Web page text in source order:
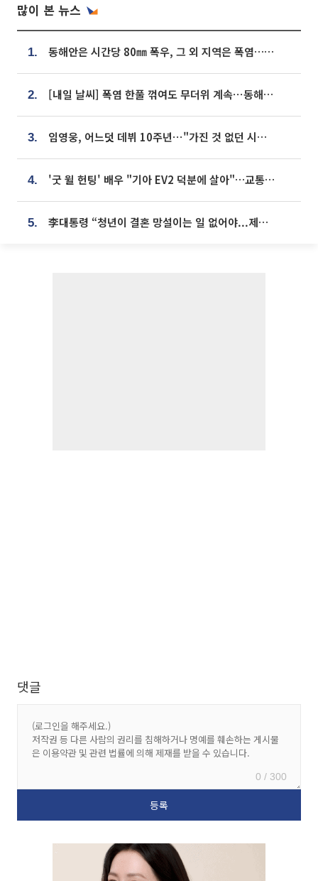
많이 본 뉴스
1. 동해안은 시간당 80㎜ 폭우, 그 외 지역은 폭염…‘극과 극 날씨’
2. [내일 날씨] 폭염 한풀 꺾여도 무더위 계속⋯동해안 이틀 연속 비
3. 임영웅, 어느덧 데뷔 10주년⋯"가진 것 없던 시절, 내 앞엔 20명의 팬뿐"
4. '굿 윌 헌팅' 배우 "기아 EV2 덕분에 살아"…교통사고 후 안전성 극찬
5. 李대통령 “청년이 결혼 망설이는 일 없어야...제도상 불이익 조사”
댓글
0 / 300